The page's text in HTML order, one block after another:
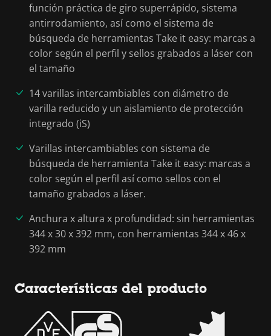
función práctica de giro superrápido, sistema
antirrodamiento, así como el sistema de
búsqueda de herramientas Take it easy: marcas a
color según el perfil y sellos grabados a láser con
el tamaño
14 varillas intercambiables con diámetro de
varilla reducido y un aislamiento de protección
integrado (iS)
Varillas intercambiables con sistema de
búsqueda de herramienta Take it easy: marcas a
color según el perfil así como sellos con el
tamaño grabados a láser.
Anchura x altura x profundidad: sin herramientas
344 x 30 x 392 mm, con herramientas 344 x 46 x
392 mm
Características del producto